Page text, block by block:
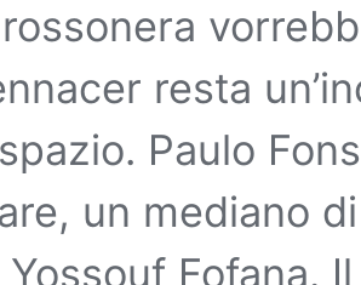
resta
Paulo
un mediano
Yossouf Fofana.